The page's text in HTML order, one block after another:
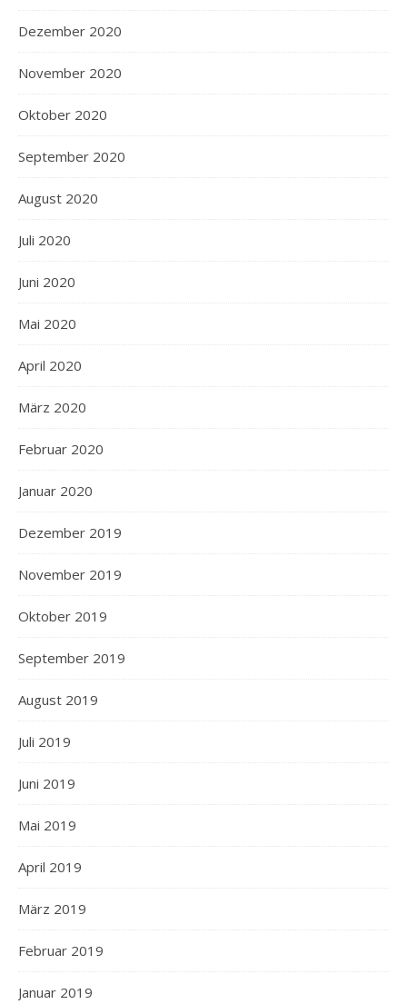
Dezember 2020
November 2020
Oktober 2020
September 2020
August 2020
Juli 2020
Juni 2020
Mai 2020
April 2020
März 2020
Februar 2020
Januar 2020
Dezember 2019
November 2019
Oktober 2019
September 2019
August 2019
Juli 2019
Juni 2019
Mai 2019
April 2019
März 2019
Februar 2019
Januar 2019